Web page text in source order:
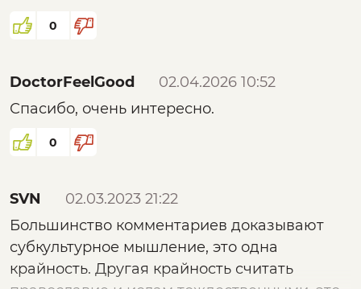
крайне некомпетентно или политизировано.
0
DoctorFeelGood
02.04.2026 10:52
Спасибо, очень интересно.
0
SVN
02.03.2023 21:22
Большинство комментариев доказывают
субкультурное мышление, это одна
крайность. Другая крайность считать